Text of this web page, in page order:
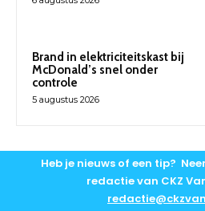
Brand in elektriciteitskast bij
McDonald’s snel onder
controle
5 augustus 2026
Heb je nieuws of een tip?
redactie van CKZ